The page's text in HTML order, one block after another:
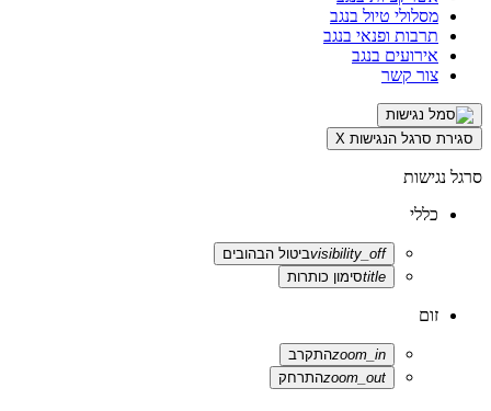
מסלולי טיול בנגב
תרבות ופנאי בנגב
אירועים בנגב
צור קשר
סגירת סרגל הנגישות X
סרגל נגישות
כללי
visibility_offביטול הבהובים
titleסימון כותרות
זום
zoom_inהתקרב
zoom_outהתרחק